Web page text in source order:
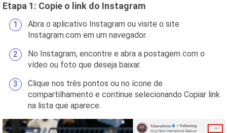
Etapa 1: Copie o link do Instagram
Abra o aplicativo Instagram ou visite o site
Instagram.com em um navegador.
No Instagram, encontre e abra a postagem com o
vídeo ou foto que deseja baixar.
Clique nos três pontos ou no ícone de
compartilhamento e continue selecionando Copiar link
na lista que aparece.